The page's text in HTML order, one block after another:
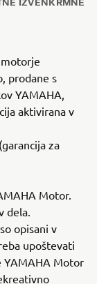
prodane s
YAMAHA,
aktivirana v
za
Motor.
dela.
opisani v
upoštevati
YAMAHA Motor